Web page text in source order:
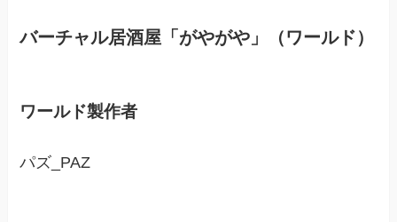
バーチャル居酒屋「がやがや」（ワールド）
ワールド製作者
パズ_PAZ